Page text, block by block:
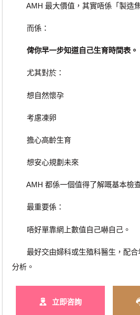
AMH 最大價值，其實唔係「製造焦
而係：
俾你早一步知道自己生育時間表。
尤其對於：
想自然懷孕
考慮凍卵
擔心高齡生育
想安心規劃未來
AMH 都係一個值得了解嘅基本檢查
最重要係：
唔好單靠網上數值自己嚇自己。
最好交由婦科或生殖科醫生，配合
分析。
立即咨詢